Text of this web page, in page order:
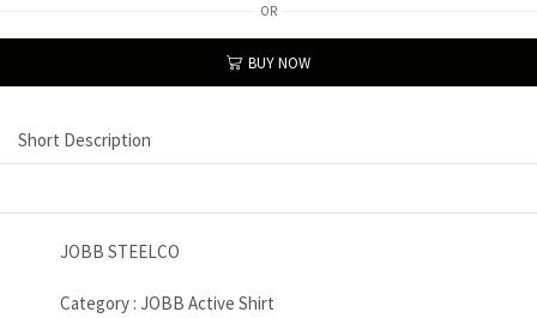
OR
BUY NOW
Short Description
JOBB STEELCO
Category : JOBB Active Shirt